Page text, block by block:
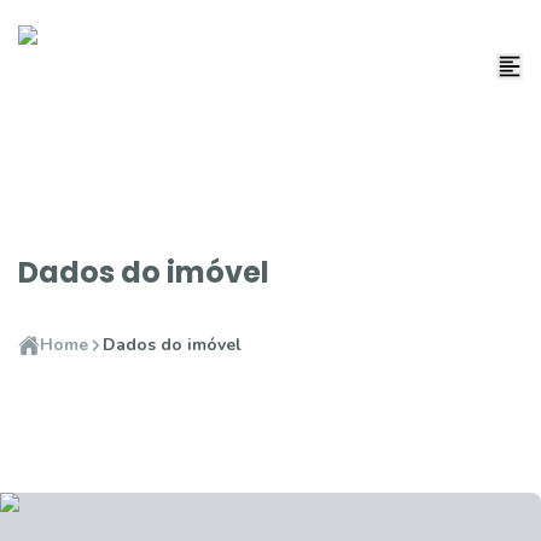
Dados do imóvel
Home Dados do imóvel